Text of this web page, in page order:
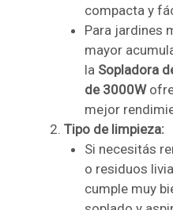
compacta y
Para jardines
mayor
la Sopladora
de 3000W
mejor
Tipo de limpieza:
Si necesitás
o residuos
cumple muy